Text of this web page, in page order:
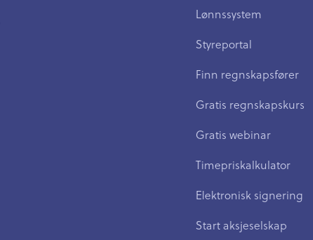
Lønnssystem
Styreportal
Finn regnskapsfører
Gratis regnskapskurs
Gratis webinar
Timepriskalkulator
Elektronisk signering
Start aksjeselskap